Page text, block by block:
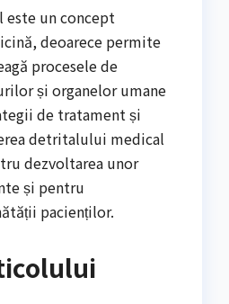
un concept
deoarece permite
procesele de
și organelor umane
de tratament și
detritalului medical
dezvoltarea unor
și pentru
pacienților.